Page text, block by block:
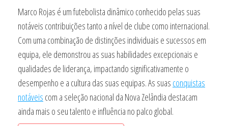
Marco Rojas é um futebolista dinâmico conhecido pelas suas
notáveis contribuições tanto a nível de clube como internacional.
Com uma combinação de distinções individuais e sucessos em
equipa, ele demonstrou as suas habilidades excepcionais e
qualidades de liderança, impactando significativamente o
desempenho e a cultura das suas equipas. As suas conquistas
notáveis com a seleção nacional da Nova Zelândia destacam
ainda mais o seu talento e influência no palco global.